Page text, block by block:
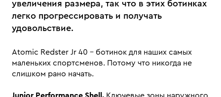
увеличения размера, так что в этих ботинках
легко прогрессировать и получать
удовольствие.
Atomic Redster Jr 40 - ботинок для наших самых
маленьких спортсменов. Потому что никогда не
слишком рано начать.